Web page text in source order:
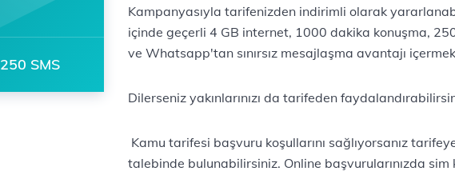
250 SMS
Kampanyasıyla tarifenizden indirimli olarak
içinde geçerli 4 GB internet, 1000 dakika konuşma,
ve Whatsapp'tan sınırsız mesajlaşma avantajı
​Dilerseniz yakınlarınızı da tarifeden
Kamu tarifesi başvuru koşullarını sağlıyorsanız​
talebinde bulunabilirsiniz. Online başvurularınızda